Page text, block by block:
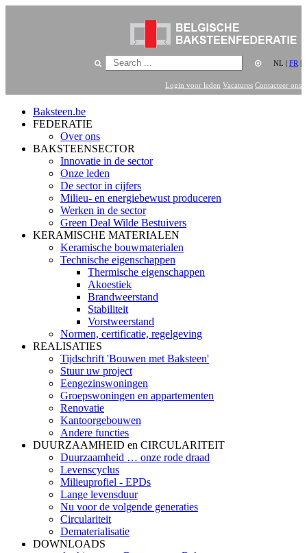
NL | FR |
Login voor leden Vacatures Contacteer ons
Baksteen.be
FEDERATIE
Over ons
BAKSTEENSECTOR
Innovatie in de sector
Onze leden
De sector in cijfers
Milieu- en energiebewust produceren
Werken in de sector
Green Deal Wilde Bestuivers
KERAMISCHE MATERIALEN
Keramische bouwmaterialen
Technische eigenschappen
Thermische eigenschappen
Akoestiek
Brandweerstand
Stabiliteit
Vorstweerstand
Normen, certificatie, regelgeving
REALISATIES
Tijdschrift 'Bouwen met Baksteen'
Stuur uw project
Eengezinswoningen
Groepswoningen en appartementen
Renovatie
Kantoorgebouwen
Andere functies
DUURZAAMHEID en CIRCULARITEIT
Duurzaamheid … onze rode draad
Levenscyclus
Milieuprofiel - EPDs
Lange levensduur
Nu voor de volgende generaties
Circulariteit
Dematerialisatie
DOWNLOADS